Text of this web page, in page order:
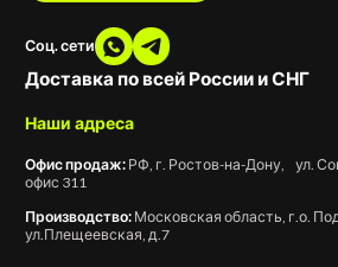
Доставка по всей России и СНГ
Наши адреса
Офис продаж: РФ, г. Ростов-на-Дону, ул.
офис 311
Производство: Московская область, г.о.
ул.Плещеевская, д.7
Соц. сети